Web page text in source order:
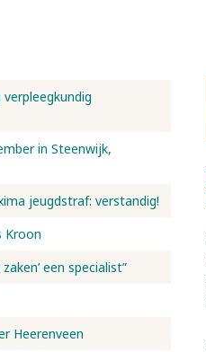
in Steenwijk,
jeugdstraf: verstandig!
Kroon
een specialist”
Heerenveen